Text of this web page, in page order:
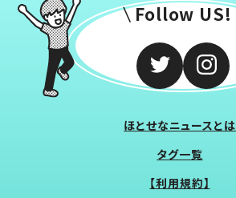
Follow US!
ほとせなニュースとは
タグ一覧
【利用規約】